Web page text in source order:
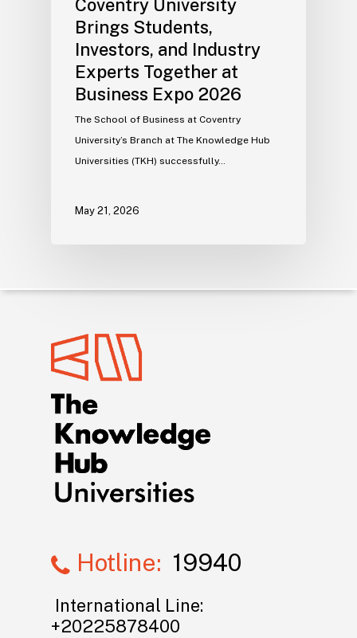
Coventry University
Brings Students,
Investors, and Industry
Experts Together at
Business Expo 2026
The School of Business at Coventry
University’s Branch at The Knowledge Hub
Universities (TKH) successfully…
May 21, 2026
Hotline: 19940
International Line:
+20225878400